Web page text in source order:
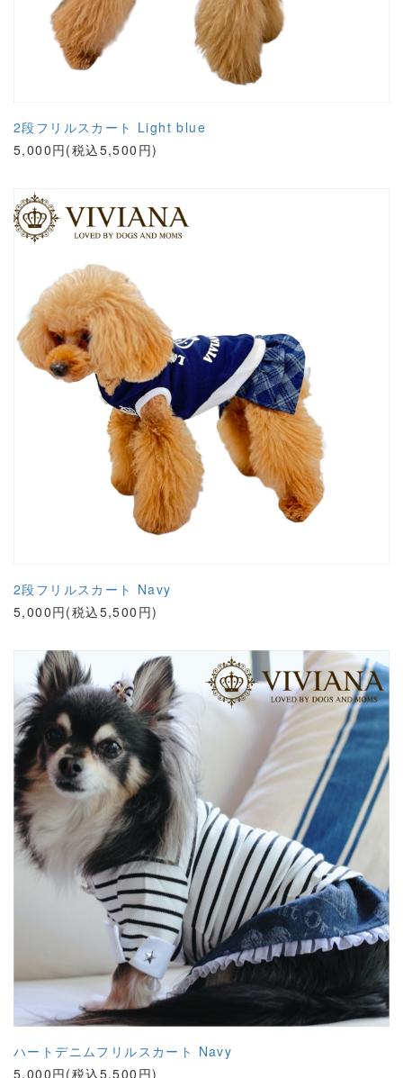
2段フリルスカート Light blue
5,000円(税込5,500円)
2段フリルスカート Navy
5,000円(税込5,500円)
ハートデニムフリルスカート Navy
5,000円(税込5,500円)